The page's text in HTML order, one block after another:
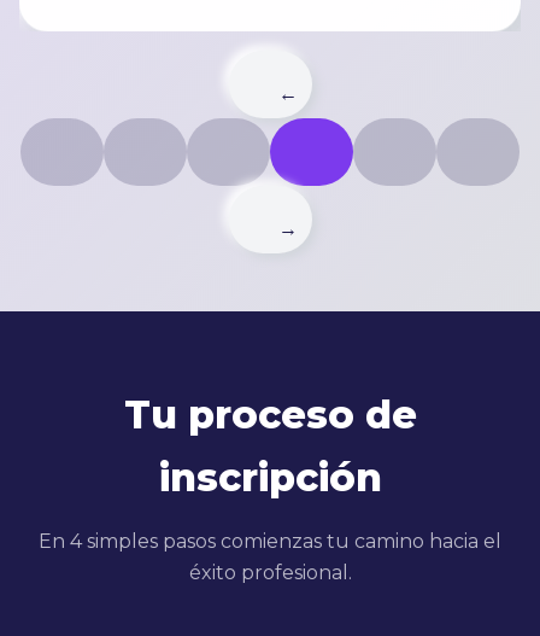
←
→
Tu proceso de
inscripción
En 4 simples pasos comienzas tu camino hacia el
éxito profesional.